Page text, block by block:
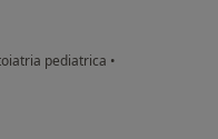
pediatrica •